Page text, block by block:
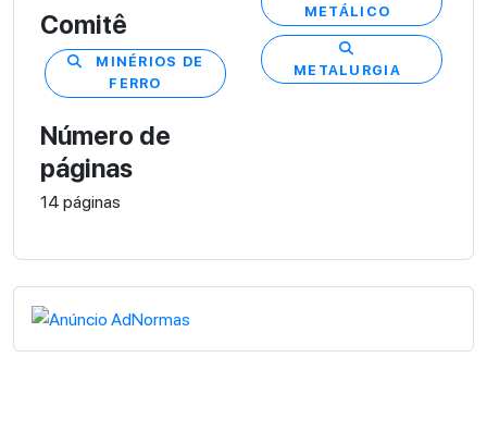
Comitê
MINÉRIOS DE
FERRO
Número de
páginas
14 páginas
METÁLICO
METALURGIA